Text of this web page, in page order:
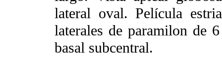
lateral oval. Película
laterales de paramilon de
basal subcentral.